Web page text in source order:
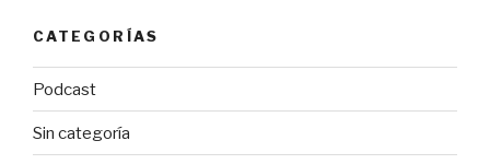
CATEGORÍAS
Podcast
Sin categoría